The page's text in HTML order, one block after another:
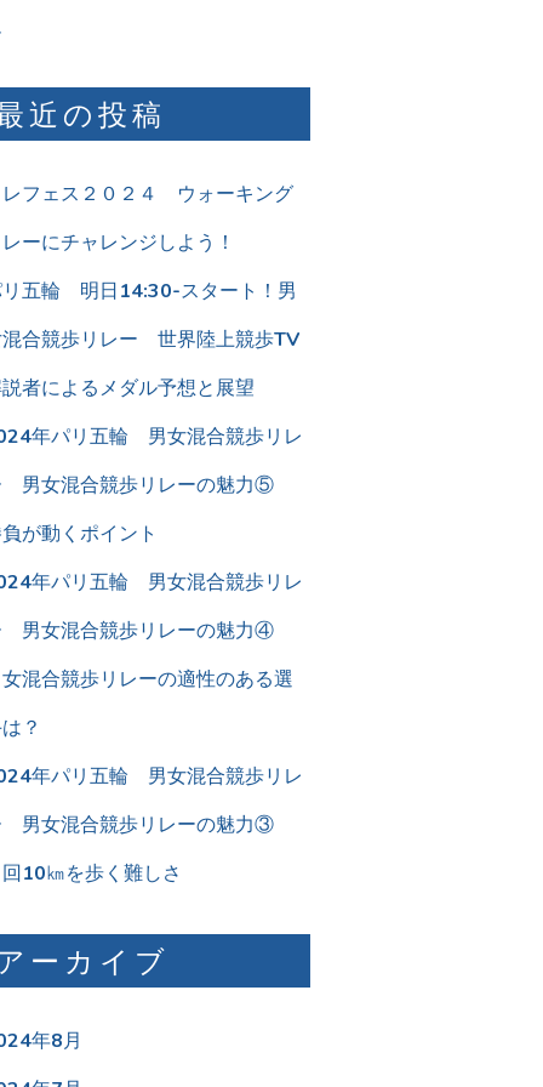
近の投稿
フェス２０２４ ウォーキング
ーにチャレンジしよう！
五輪 明日14:30-スタート！男
合競歩リレー 世界陸上競歩TV
者によるメダル予想と展望
年パリ五輪 男女混合競歩リレ
男女混合競歩リレーの魅力⑤
が動くポイント
年パリ五輪 男女混合競歩リレ
男女混合競歩リレーの魅力④
混合競歩リレーの適性のある選
？
年パリ五輪 男女混合競歩リレ
男女混合競歩リレーの魅力③
10㎞を歩く難しさ
ーカイブ
年8月